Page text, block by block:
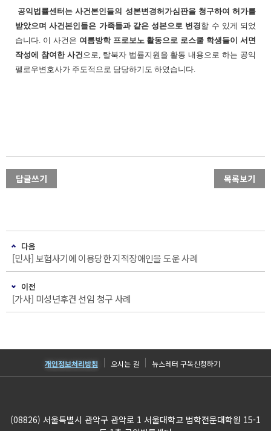
공익법률센터는 사건본인들의 성본변경허가심판을 청구하여 허가를
받았으며 사건본인들은 가족들과 같은 성본으로 변경할 수 있게 되었
습니다. 이 사건은 여름방학 프로보노 활동으로 로스쿨 학생들이 서면
작성에 참여한 사건으로, 탈북자 법률지원을 활동 내용으로 하는 공익
펠로우변호사가 주도적으로 담당하기도 하였습니다.
답글쓰기 목록보기
다음
[민사] 보험사기에 이용당한 지적장애인을 도운 사례
이전
[가사] 미성년후견 선임 청구 사례
개인정보처리방침 오시는 길 뉴스레터 구독신청하기
(08826) 서울특별시 관악구 관악로 1 서울대학교 법학전문대학원 15-1